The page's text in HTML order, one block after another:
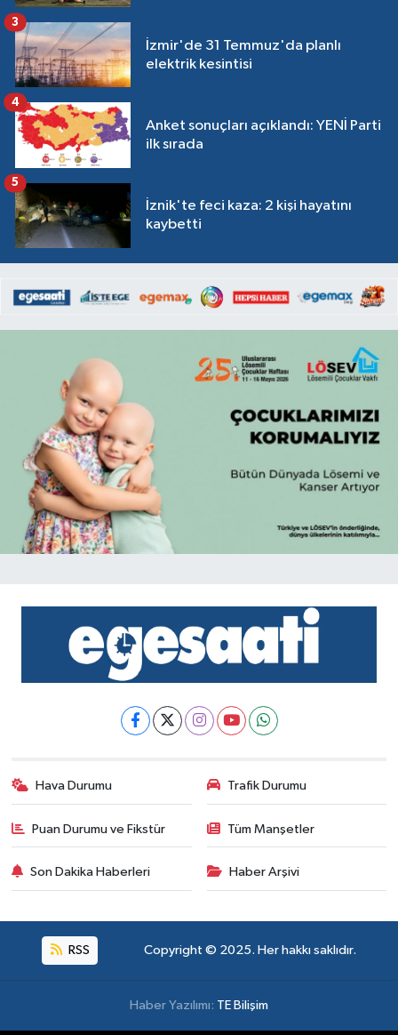
İzmir'de 31 Temmuz'da planlı
elektrik kesintisi
3
Anket sonuçları açıklandı: YENİ Parti
ilk sırada
4
İznik'te feci kaza: 2 kişi hayatını
kaybetti
5
Hava Durumu Trafik Durumu
Puan Durumu ve Fikstür Tüm Manşetler
Son Dakika Haberleri Haber Arşivi
RSS Copyright © 2025. Her hakkı saklıdır.
Haber Yazılımı: TE Bilişim